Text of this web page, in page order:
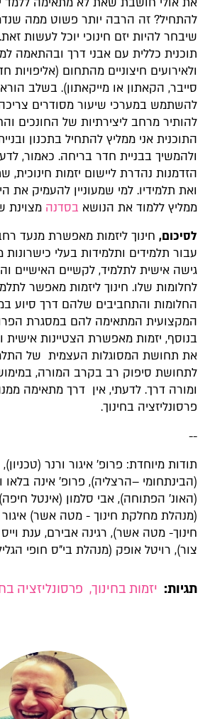
להתחיל? זה הרבה יותר פשוט ממה
שיבחר להיות יזם חינוכי יוכל לעשות
תוכנית כללית עם אבני דרך ובהתאמה
ולאירועים חיצוניים מהתחום (אליפויות
סייבר, הקאתון או מייקאתון). בשלב
להשתמש במערכי שיעור מסודרים
להותיר מרחב ליצירתיות של החונכים
התוכנית אני ממליץ להתחיל בתכנון
ולהמשיך בבניית חדר בריחה. כאמור,
הזדמנות נהדרת ליישום יזמות
ואת תלמידיו. למי שמעוניין להעמיק את
ממליץ ללמוד את הנושא בסדנה
לסיכום, חינוך ליזמות מאפשרת מנעד
עבור תלמידים ותלמידות בעלי כישרונות
גישה אישית לתלמיד, לקשיים האישיים
לחלומות שלו. חינוך ליזמות מאפשר
החלומות והתחביבים שלהם דרך סיוע
המקצועית המתאימה להם במסגרת
בנוסף, יזמות מאפשרת הצטיינות אישית
את תחושת המסוגלות העצמית של
לתחושת סיפוק רב בקרב המורה,
ומורה דרך. לדעתי, אין דרך מתאימה
פרסונליזציה בחינוך.
--
תודות מיוחדת: פרופ' איגור ורנר
(הבינתחומי –הרצליה), פרופ' אינה
(האונ' הפתוחה), אבי סלמון (אינטל
(מנהלת מחלקת חינוך - מטה אשר) איגור
חינוך- מטה אשר), רגינה אבירם, ענת
צור), רויטל אופק (מנהלת בי"ס חופי
תגיות: יזמות בחינוך, פרסונליזציה